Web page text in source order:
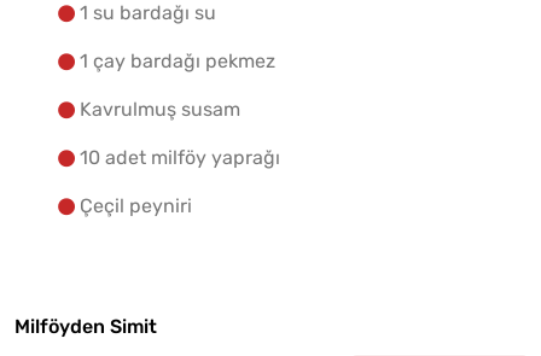
1 su bardağı su
1 çay bardağı pekmez
Kavrulmuş susam
10 adet milföy yaprağı
Çeçil peyniri
Milföyden Simit